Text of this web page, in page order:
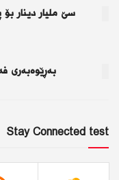
سێ ملیار دینار
بەڕێوەبەری
Stay Connected test